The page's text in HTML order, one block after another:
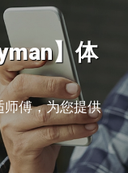
师傅」成立的
可信赖的师傅。今
会和海外市场上激
还是让他人接棒，
只要能对世界有所
】体
师傅，为您提供